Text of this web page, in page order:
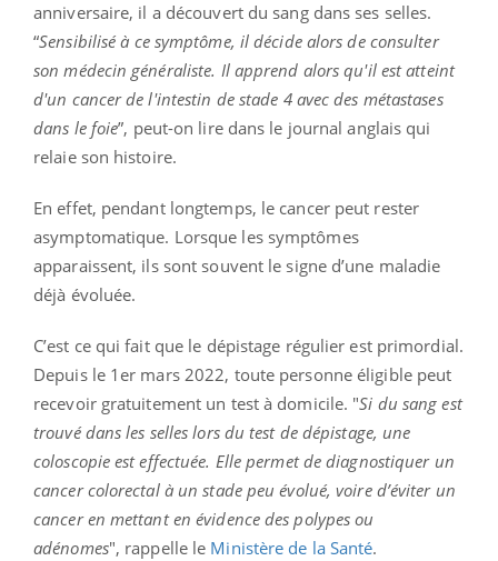
anniversaire, il a découvert du sang dans ses selles.
“Sensibilisé à ce symptôme, il décide alors de consulter
son médecin généraliste. Il apprend alors qu'il est atteint
d'un cancer de l'intestin de stade 4 avec des métastases
dans le foie”, peut-on lire dans le journal anglais qui
relaie son histoire.
En effet, pendant longtemps, le cancer peut rester
asymptomatique. Lorsque les symptômes
apparaissent, ils sont souvent le signe d’une maladie
déjà évoluée.
C’est ce qui fait que le dépistage régulier est primordial.
Depuis le 1er mars 2022, toute personne éligible peut
recevoir gratuitement un test à domicile. "Si du sang est
trouvé dans les selles lors du test de dépistage, une
coloscopie est effectuée. Elle permet de diagnostiquer un
cancer colorectal à un stade peu évolué, voire d’éviter un
cancer en mettant en évidence des polypes ou
adénomes", rappelle le Ministère de la Santé.